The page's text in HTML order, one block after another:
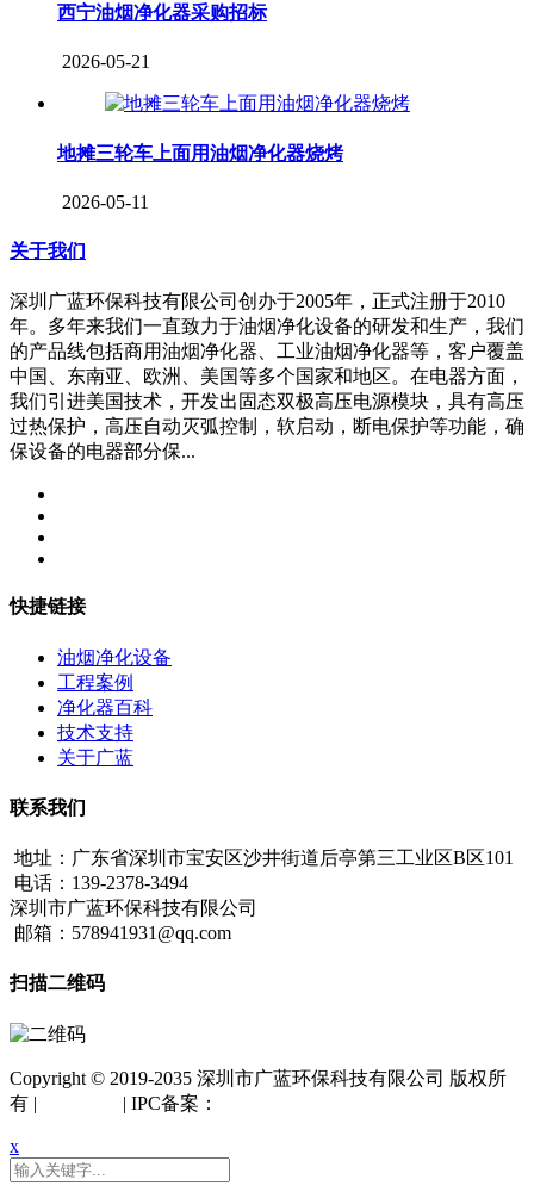
西宁油烟净化器采购招标
2026-05-21
地摊三轮车上面用油烟净化器烧烤
2026-05-11
关于我们
深圳广蓝环保科技有限公司创办于2005年，正式注册于2010
年。多年来我们一直致力于油烟净化设备的研发和生产，我们
的产品线包括商用油烟净化器、工业油烟净化器等，客户覆盖
中国、东南亚、欧洲、美国等多个国家和地区。在电器方面，
我们引进美国技术，开发出固态双极高压电源模块，具有高压
过热保护，高压自动灭弧控制，软启动，断电保护等功能，确
保设备的电器部分保...
快捷链接
油烟净化设备
工程案例
净化器百科
技术支持
关于广蓝
联系我们
地址：广东省深圳市宝安区沙井街道后亭第三工业区B区101
电话：139-2378-3494
深圳市广蓝环保科技有限公司
邮箱：578941931@qq.com
扫描二维码
Copyright © 2019-2035 深圳市广蓝环保科技有限公司 版权所
有 |
| IPC备案：
x